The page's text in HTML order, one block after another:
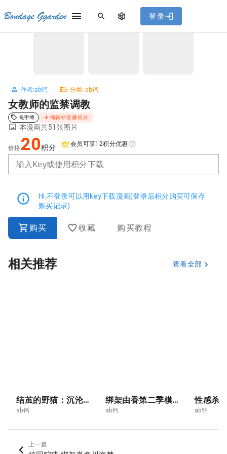
，使用遇到
问题请联系客服。
Bondage Ggarden 登录
首页 / ab钙 / 女教师的监禁调教
作者:ab钙 分类: ab钙
女教师的监禁调教
龟甲缚 编辑标签赚积分
本漫画共51张图片
价格 20积分 会员可享12积分优惠
输入Key或使用积分下载
Hi,不登录可以用key下载漫画(登录后积分购买可保存
购买记录)
购买 收藏 购买教程
相关推荐 查看全部
结茧的野猫：沉沦之缚
ab钙
绑架由香第二季模特篇17
ab钙 ab钙
上一篇